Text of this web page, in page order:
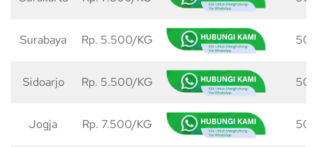
Surabaya Rp. 5.500/KG 50
Sidoarjo Rp. 5.500/KG 50
Jogja Rp. 7.500/KG 50